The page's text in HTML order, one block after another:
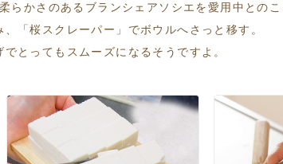
らかさのあるブランシェアソシエを愛用中とのこ
「桜スクレーパー」でボウルへさっと移す。
とってもスムーズになるそうですよ。